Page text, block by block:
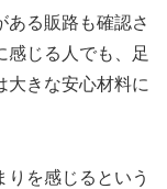
ある販路も確認さ
感じる人でも、足
大きな安心材料に
を感じるという